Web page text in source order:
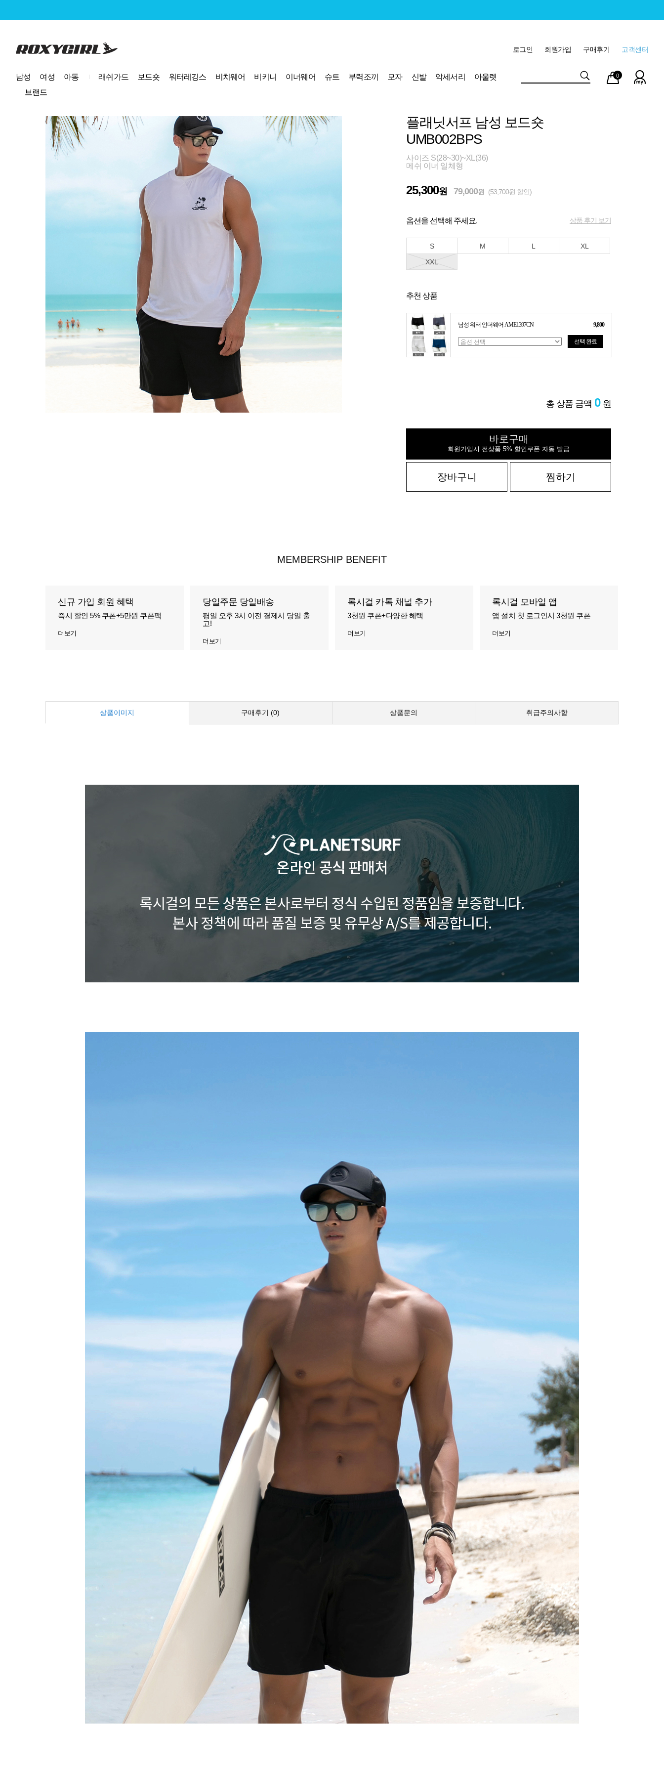
로고 고객센터
구매후기
회원가입
로그인
남성 여성 아동 래쉬가드 보드숏 워터레깅스 비치웨어 비키니 이너웨어 슈트 부력조끼 모자 신발 악세서리
아울렛
브랜드
마이
페이
장바
구니
0
플래닛서프 남성 보드숏
UMB002BPS
사이즈 S(28~30)~XL(36)
메쉬 이너 일체형
25,300원 79,000원 (53,700원 할인)
옵션을 선택해 주세요. 상품 후기 보기
S M L
XL
XXL
추천 상품
남성 워터 언더웨어 AME1397CN 9,800
선택 완료
총 상품 금액 0 원
바로구매
회원가입시 전상품 5% 할인쿠폰 자동 발급
장바구니 찜하기
MEMBERSHIP BENEFIT
신규 가입 회원 혜택
즉시 할인 5% 쿠폰+5만원 쿠폰팩
더보기
당일주문 당일배송
평일 오후 3시 이전 결제시 당일 출
고!
더보기
록시걸 카톡 채널 추가
3천원 쿠폰+다양한 혜택
더보기
록시걸 모바일 앱
앱 설치 첫 로그인시 3천원 쿠폰
더보기
상품이미지 구매후기 (0) 상품문의 취급주의사항